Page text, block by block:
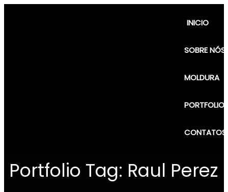
INICIO
SOBRE NÓS
MOLDURA
PORTFOLIO
CONTATOS
Portfolio Tag: Raul Perez